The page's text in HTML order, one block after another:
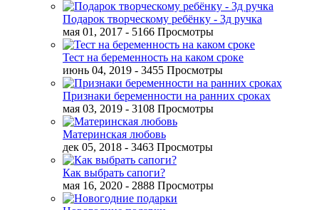
Подарок творческому ребёнку - 3д ручка
мая 01, 2017 - 5166 Просмотры
Тест на беременность на каком сроке
июнь 04, 2019 - 3455 Просмотры
Признаки беременности на ранних сроках
мая 03, 2019 - 3108 Просмотры
Материнская любовь
дек 05, 2018 - 3463 Просмотры
Как выбрать сапоги?
мая 16, 2020 - 2888 Просмотры